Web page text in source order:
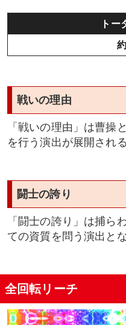
トー
戦いの理由
「戦いの理由」は曹操
を行う演出が展開される
闘士の誇り
「闘士の誇り」は捕ら
ての資質を問う演出と
全回転リーチ